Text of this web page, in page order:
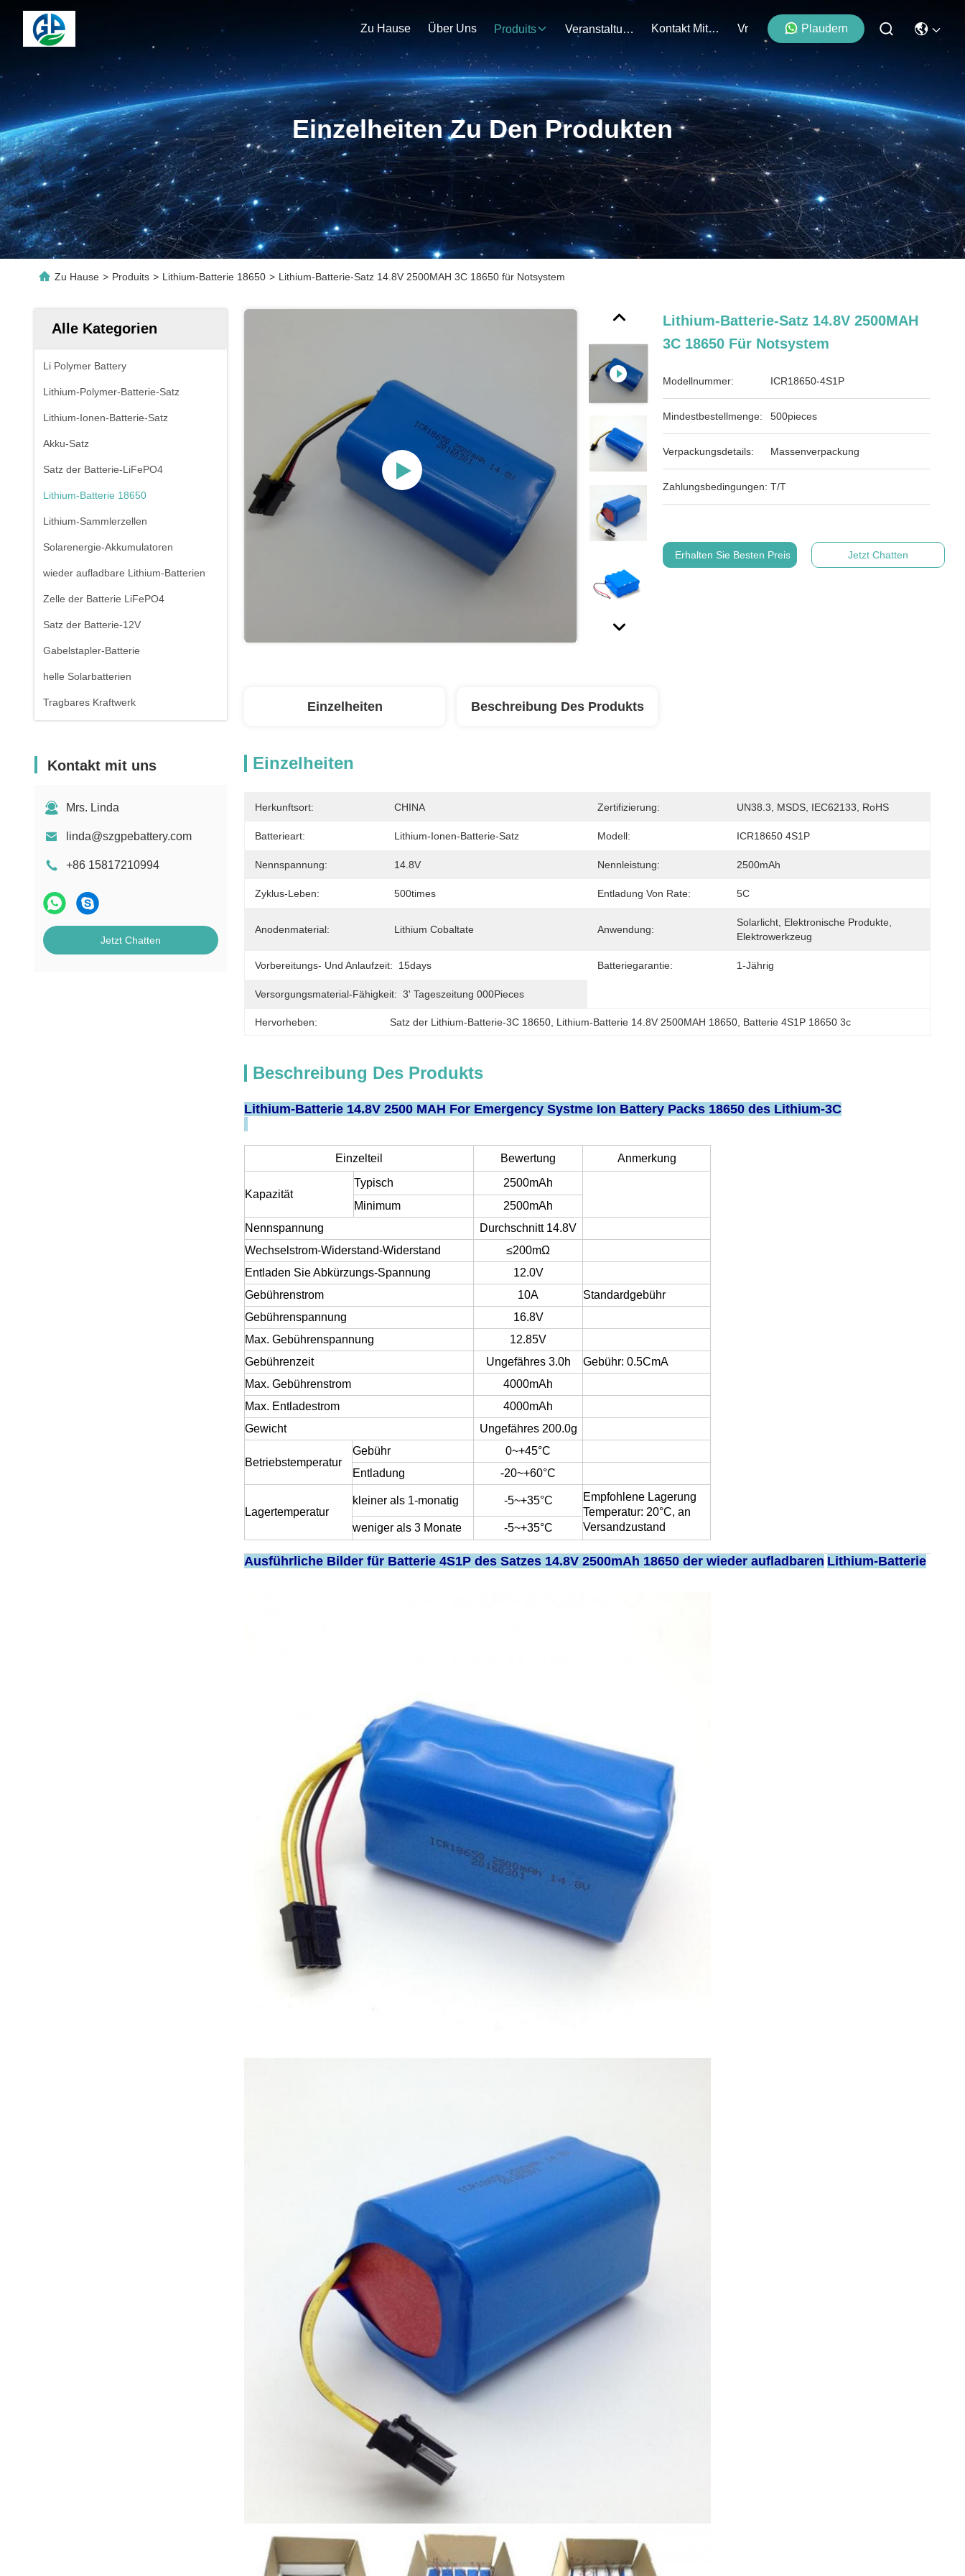
Zu Hause Über Uns Produits Veranstaltungen Kontakt Mit Uns Vr Plaudern
Einzelheiten Zu Den Produkten
Zu Hause > Produits > Lithium-Batterie 18650 > Lithium-Batterie-Satz 14.8V 2500MAH 3C 18650 für Notsystem
Alle Kategorien
Li Polymer Battery
Lithium-Polymer-Batterie-Satz
Lithium-Ionen-Batterie-Satz
Akku-Satz
Satz der Batterie-LiFePO4
Lithium-Batterie 18650
Lithium-Sammlerzellen
Solarenergie-Akkumulatoren
wieder aufladbare Lithium-Batterien
Zelle der Batterie LiFePO4
Satz der Batterie-12V
Gabelstapler-Batterie
helle Solarbatterien
Tragbares Kraftwerk
Kontakt mit uns
Mrs. Linda
linda@szgpebattery.com
+86 15817210994
Jetzt Chatten
Lithium-Batterie-Satz 14.8V 2500MAH
3C 18650 Für Notsystem
Modellnummer: ICR18650-4S1P
Mindestbestellmenge: 500pieces
Verpackungsdetails: Massenverpackung
Zahlungsbedingungen: T/T
Erhalten Sie Besten Preis Jetzt Chatten
Einzelheiten Beschreibung Des Produkts
Einzelheiten
Herkunftsort: CHINA Zertifizierung: UN38.3, MSDS, IEC62133, RoHS
Batterieart: Lithium-Ionen-Batterie-Satz Modell: ICR18650 4S1P
Nennspannung: 14.8V Nennleistung: 2500mAh
Zyklus-Leben: 500times Entladung Von Rate: 5C
Anodenmaterial: Lithium Cobaltate Anwendung:
Solarlicht, Elektronische Produkte,
Elektrowerkzeug
Vorbereitungs- Und Anlaufzeit: 15days Batteriegarantie: 1-Jährig
Versorgungsmaterial-Fähigkeit: 3' Tageszeitung 000Pieces
Hervorheben: Satz der Lithium-Batterie-3C 18650 Lithium-Batterie 14.8V 2500MAH 18650 Batterie 4S1P 18650 3c
Beschreibung Des Produkts
Lithium-Batterie 14.8V 2500 MAH For Emergency Systme Ion Battery Packs 18650 des Lithium-3C
Einzelteil Bewertung Anmerkung
Kapazität
Typisch
2500mAh
Minimum
2500mAh
Nennspannung
Durchschnitt 14.8V
Wechselstrom-Widerstand-Widerstand
≤200mΩ
Entladen Sie Abkürzungs-Spannung
12.0V
Gebührenstrom
10A
Standardgebühr
Gebührenspannung
16.8V
Max. Gebührenspannung
12.85V
Gebührenzeit
Ungefähres 3.0h
Gebühr: 0.5CmA
Max. Gebührenstrom
4000mAh
Max. Entladestrom
4000mAh
Gewicht
Ungefähres 200.0g
Betriebstemperatur
Gebühr
0~+45°C
Entladung
-20~+60°C
Lagertemperatur
kleiner als 1-monatig -5~+35°C
Empfohlene Lagerung
Temperatur: 20°C, an
Versandzustand
weniger als 3 Monate -5~+35°C
Ausführliche Bilder für Batterie 4S1P des Satzes 14.8V 2500mAh 18650 der wieder aufladbaren Lithium-Batterie